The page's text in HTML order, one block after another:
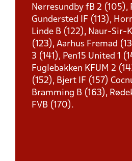
Nørresundby fB 2 (105),
Gundersted IF (113),
Linde B (122), Naur-Sir-
(123), Aarhus Fremad
3 (141), Pen15 United 1
Fuglebakken KFUM 2
(152), Bjert IF (157)
Bramming B (163),
FVB (170).